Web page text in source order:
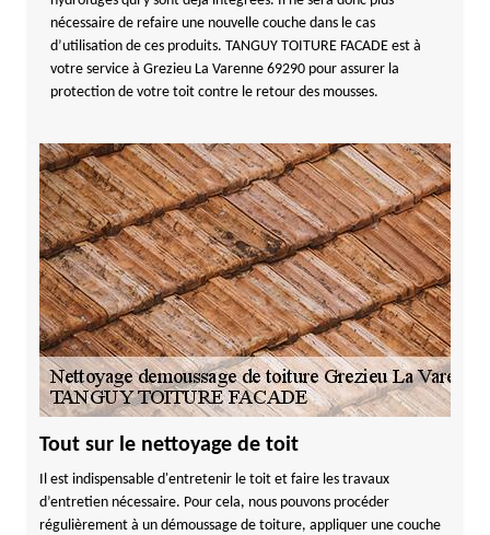
nécessaire de refaire une nouvelle couche dans le cas
d’utilisation de ces produits. TANGUY TOITURE FACADE est à
votre service à Grezieu La Varenne 69290 pour assurer la
protection de votre toit contre le retour des mousses.
Tout sur le nettoyage de toit
Il est indispensable d'entretenir le toit et faire les travaux
d’entretien nécessaire. Pour cela, nous pouvons procéder
régulièrement à un démoussage de toiture, appliquer une couche